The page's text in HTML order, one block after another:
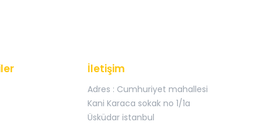
İletişim
Adres : Cumhuriyet mahallesi
Kani Karaca sokak no 1/1a
Üsküdar istanbul